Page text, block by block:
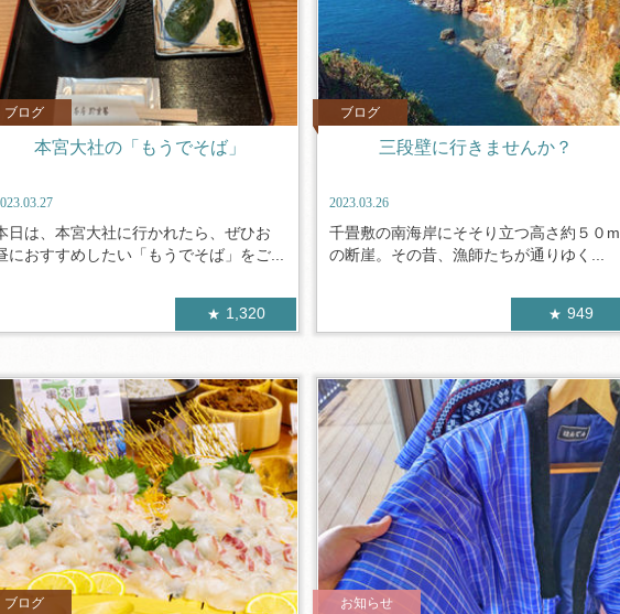
ブログ
本宮大社の「もうでそば」
日は、本宮大社に行かれたら、ぜひお
におすすめしたい「もうでそば」をご...
1,320
ブログ
三段壁に行きませんか？
2023.03.26
千畳敷の南海岸にそそり立つ高さ約５０m
の断崖。その昔、漁師たちが通りゆく...
949
ブログ お知らせ